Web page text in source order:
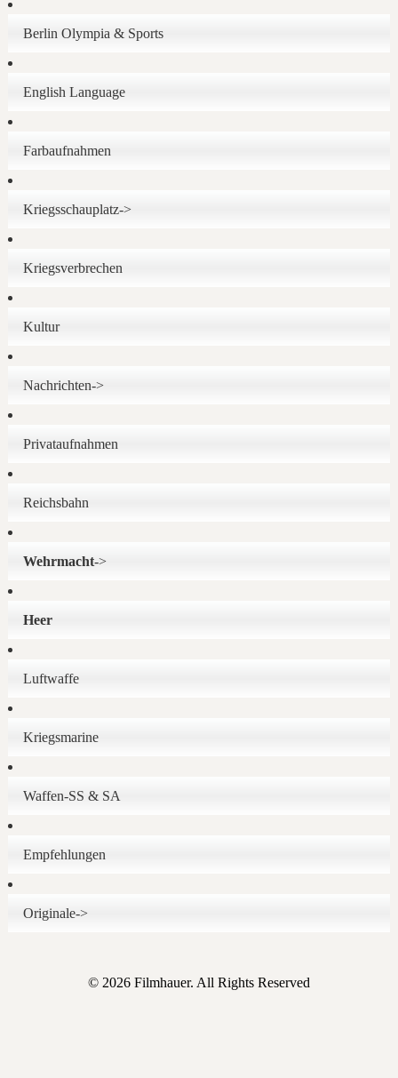
Berlin Olympia & Sports
English Language
Farbaufnahmen
Kriegsschauplatz->
Kriegsverbrechen
Kultur
Nachrichten->
Privataufnahmen
Reichsbahn
Wehrmacht->
Heer
Luftwaffe
Kriegsmarine
Waffen-SS & SA
Empfehlungen
Originale->
© 2026 Filmhauer. All Rights Reserved